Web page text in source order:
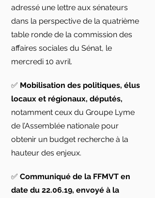
adressé une lettre aux sénateurs
dans la perspective de la quatrième
table ronde de la commission des
affaires sociales du Sénat, le
mercredi 10 avril.
✅ Mobilisation des politiques, élus
locaux et régionaux, députés,
notamment ceux du Groupe Lyme
de l’Assemblée nationale pour
obtenir un budget recherche à la
hauteur des enjeux.
✅ Communiqué de la FFMVT en
date du 22.06.19, envoyé à la